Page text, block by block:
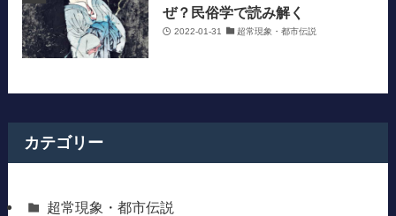
ぜ？民俗学で読み解く
2022-01-31 超常現象・都市伝説
カテゴリー
超常現象・都市伝説